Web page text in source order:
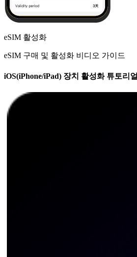
eSIM 활성화
eSIM 구매 및 활성화 비디오 가이드
iOS(iPhone/iPad) 장치 활성화 튜토리얼